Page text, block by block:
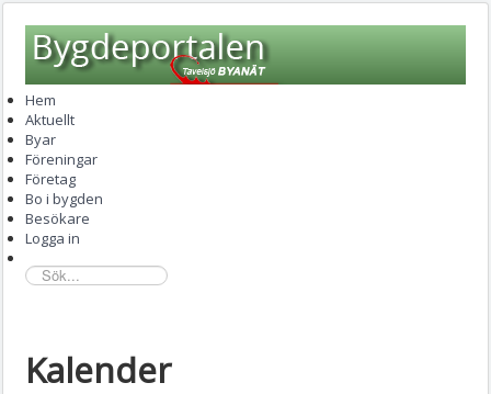
Hem
Aktuellt
Byar
Föreningar
Företag
Bo i bygden
Besökare
Logga in
sök...
Kalender